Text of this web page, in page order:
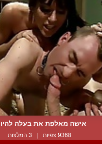
אישה מאלפת את בעלה
9368 צפיות | 3 המלצות